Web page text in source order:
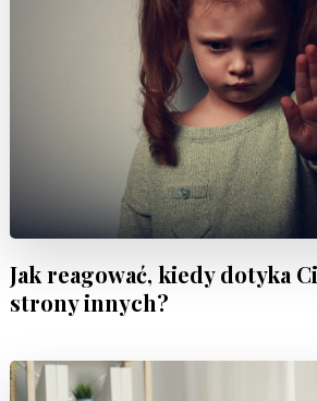
Jak reagować, kiedy dotyka
strony innych?